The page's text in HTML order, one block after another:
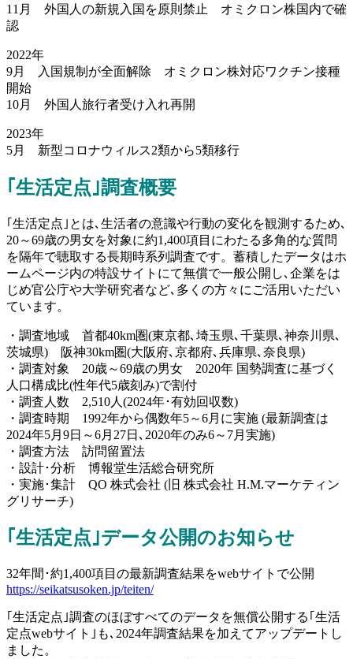
11月 外国人の新規入国を原則禁止 オミクロン株国内で確
認
2022年
9月 入国規制が全面解除 オミクロン株対応ワクチン接種
開始
10月 外国人旅行者受け入れ再開
2023年
5月 新型コロナウィルス2類から5類移行
｢生活定点｣調査概要
｢生活定点｣とは､生活者の意識や行動の変化を観測するため､
20～69歳の男女を対象に約1,400項目にわたる多角的な質問
を隔年で聴取する長期時系列調査です。蓄積したデータはホ
ームページ内の特設サイトにて無償で一般公開し､企業をは
じめ官公庁や大学研究者など､多くの方々にご活用いただい
ています。
・調査地域 首都40km圏(東京都､埼玉県､千葉県､神奈川県､
茨城県) 阪神30km圏(大阪府､京都府､兵庫県､奈良県)
・調査対象 20歳～69歳の男女 2020年 国勢調査に基づく
人口構成比(性年代5歳刻み)で割付
・調査人数 2,510人(2024年･有効回収数)
・調査時期 1992年から偶数年5～6月に実施 (最新調査は
2024年5月9日～6月27日､2020年のみ6～7月実施)
・調査方法 訪問留置法
・設計･分析 博報堂生活総合研究所
・実施･集計 QO 株式会社 (旧 株式会社 H.M.マーケティン
グリサーチ)
｢生活定点｣データ公開のお知らせ
32年間･約1,400項目の最新調査結果をwebサイトで公開
https://seikatsusoken.jp/teiten/
｢生活定点｣調査のほぼすべてのデータを無償公開する｢生活
定点webサイト｣も､2024年調査結果を加えてアップデートし
ました。